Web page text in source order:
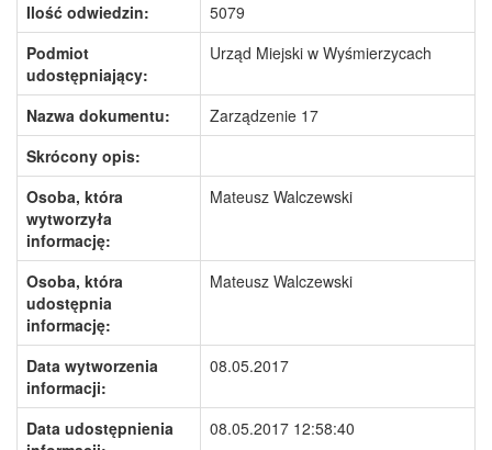
Ilość odwiedzin:
5079
Podmiot
udostępniający:
Urząd Miejski w Wyśmierzycach
Nazwa dokumentu:
Zarządzenie 17
Skrócony opis:
Osoba, która
wytworzyła
informację:
Mateusz Walczewski
Osoba, która
udostępnia
informację:
Mateusz Walczewski
Data wytworzenia
informacji:
08.05.2017
Data udostępnienia
08.05.2017 12:58:40